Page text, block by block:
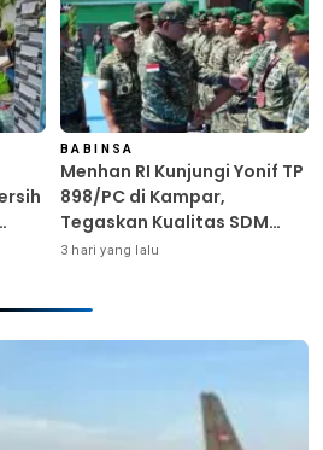
BABINSA
Menhan RI Kunjungi Yonif TP
898/PC di Kampar,
Tegaskan Kualitas SDM
Kunci Kekuatan TNI
3 hari yang lalu